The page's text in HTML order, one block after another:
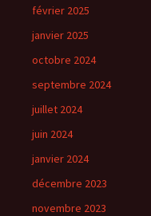
février 2025
janvier 2025
octobre 2024
septembre 2024
juillet 2024
juin 2024
janvier 2024
décembre 2023
novembre 2023